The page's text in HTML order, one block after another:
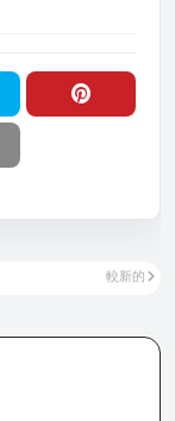
較新的